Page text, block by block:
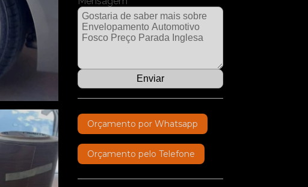
Orçamento por Whatsapp
Orçamento pelo Telefone